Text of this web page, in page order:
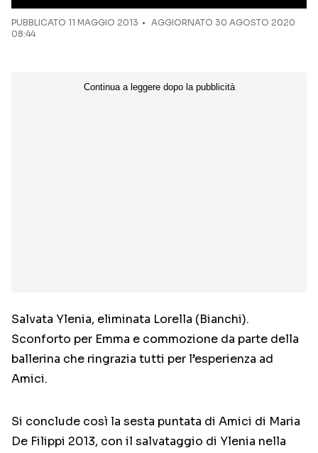
PUBBLICATO 11 MAGGIO 2013
AGGIORNATO 30 AGOSTO 2020
08:44
Salvata Ylenia, eliminata Lorella (Bianchi).
Sconforto per Emma e commozione da parte della
ballerina che ringrazia tutti per l’esperienza ad
Amici.
Si conclude così la sesta puntata di Amici di Maria
De Filippi 2013, con il salvataggio di Ylenia nella